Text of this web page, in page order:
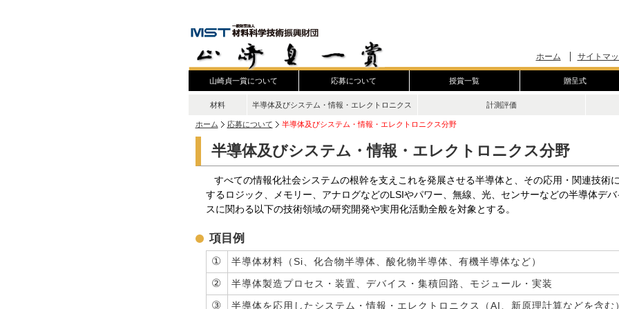
ホーム サイトマ
山崎貞一賞について 応募について 授賞一覧 贈呈式
材料 半導体及びシステム・情報・エレクトロニクス 計測評価
ホーム 応募について 半導体及びシステム・情報・エレクトロニクス分野
半導体及びシステム・情報・エレクトロニクス分野
すべての情報化社会システムの根幹を支えこれを発展させる半導体と、その応用・関連技術
するロジック、メモリー、アナログなどのLSIやパワー、無線、光、センサーなどの半導体デバ
スに関わる以下の技術領域の研究開発や実用化活動全般を対象とする。
項目例
① 半導体材料（Si、化合物半導体、酸化物半導体、有機半導体など）
② 半導体製造プロセス・装置、デバイス・集積回路、モジュール・実装
③ 半導体を応用したシステム・情報・エレクトロニクス（AI、新原理計算などを含む